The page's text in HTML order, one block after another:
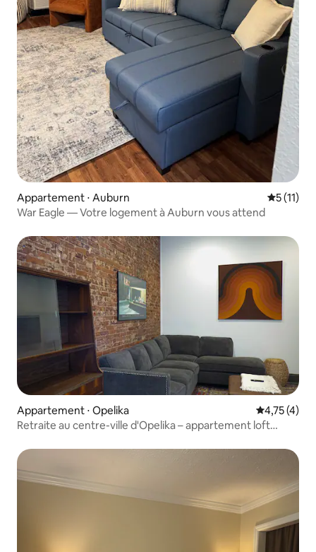
Appartement ⋅ Auburn
5 (11)
War Eagle — Votre logement à Auburn vous attend
Appartement ⋅ Opelika Évaluation
4,75 (4)
Retraite au centre-ville d'Opelika – appartement loft